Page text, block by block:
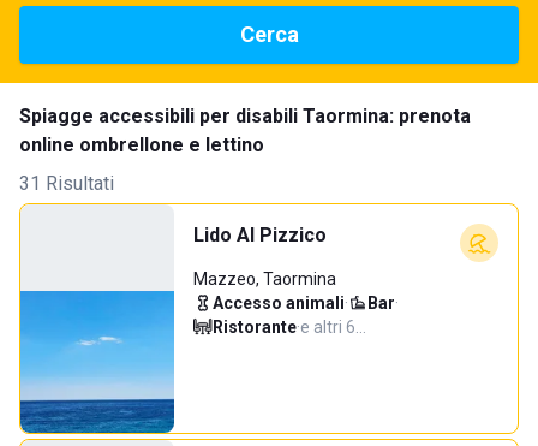
Cerca
Spiagge accessibili per disabili Taormina: prenota
online ombrellone e lettino
31 Risultati
Lido Al Pizzico
Mazzeo, Taormina
Accesso animali· Bar·
Ristorante·e altri 6…